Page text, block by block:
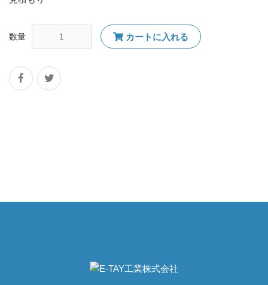
数量 カートに入れる